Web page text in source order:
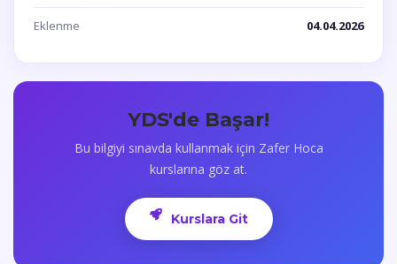
Eklenme 04.04.2026
YDS'de Başar!
Bu bilgiyi sınavda kullanmak için Zafer Hoca
kurslarına göz at.
Kurslara Git